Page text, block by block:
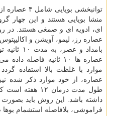
توانبخشی
منشا بویایی هستند و این چهار
ای، ادویه ای و صمغی هستند. در
عصاره رز، لیمو، آویشن و
بامداد و
عصاره ها ۱۰ ثانیه
موارد با غلظت بالا استفاده
عصاره، از خود موارد ذکر شده
داشته باشد. این روش باید
فراموشی، بلافاصله استشمام